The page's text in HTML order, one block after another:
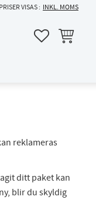
PRISER VISAS INKL. MOMS
FAVORITER
KUNDVAGN
reklameras
ditt paket kan
blir du skyldig